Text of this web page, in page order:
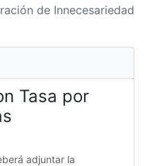
de Innecesariedad
Tasa por
adjuntar la